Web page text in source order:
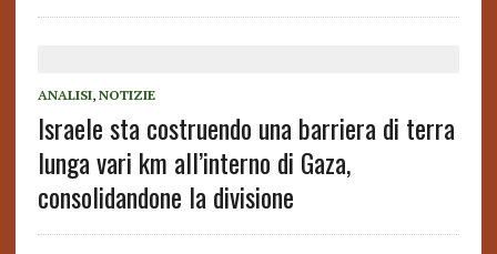
ANALISI, NOTIZIE
Israele sta costruendo una barriera di terra
lunga vari km all’interno di Gaza,
consolidandone la divisione